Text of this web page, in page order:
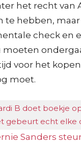
het recht van
te hebben,
check en
voor het
moet.
B doet boekje
gebeurt echt elke
Sanders